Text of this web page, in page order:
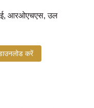
आरओएचएस, उल
करें